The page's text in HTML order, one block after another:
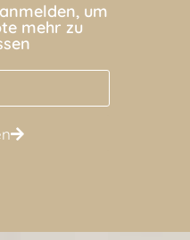
um
mehr zu